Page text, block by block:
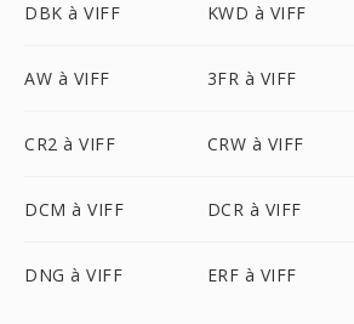
DBK à VIFF KWD à VIFF
AW à VIFF 3FR à VIFF
CR2 à VIFF CRW à VIFF
DCM à VIFF DCR à VIFF
DNG à VIFF ERF à VIFF